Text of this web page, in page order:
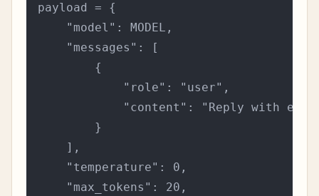
payload = {
"model": MODEL,
"messages": [
{
"role": "user",
"content": "Reply with exactly:
}
],
"temperature": 0,
"max_tokens": 20,